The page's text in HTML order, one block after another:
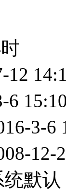
12
6
3-6
12-
默认